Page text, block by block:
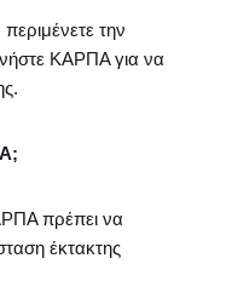
την
ΚΑΡΠΑ για να
πρέπει να
έκτακτης